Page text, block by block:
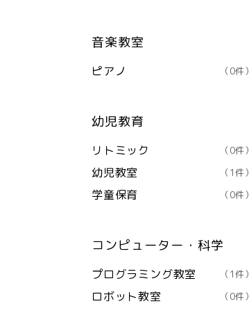
音楽教室
ピアノ （0件）
幼児教育
リトミック （0件）
幼児教室 （1件）
学童保育 （0件）
コンピューター・科学
プログラミング教室 （1件）
ロボット教室 （0件）